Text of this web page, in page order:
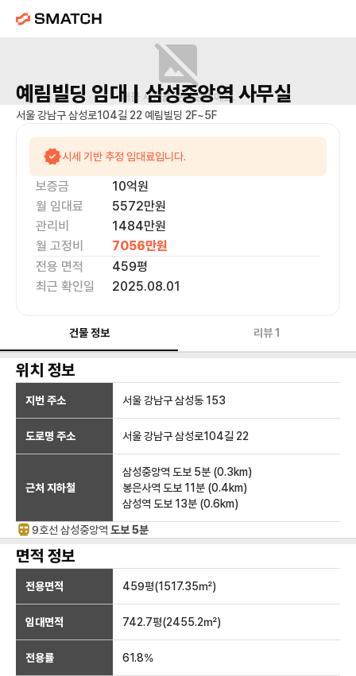
매물 사진을 준비 중이에요.
예림빌딩 임대 | 삼성중앙역사무실
서울 강남구 삼성로104길 22 예림빌딩 2F~5F
시세 기반 추정 임대료입니다.
보증금 10억원
월 임대료
5572만원
관리비
1484만원
월 고정비
7056만원
전용 면적
459평
최근 확인일
2025.08.01
건물 정보 리뷰1
위치 정보
지번 주소 서울 강남구 삼성동 153
도로명 주소 서울 강남구 삼성로104길 22
근처 지하철
삼성중앙역 도보 5분 (0.3km)
봉은사역 도보 11분 (0.4km)
삼성역 도보 13분 (0.6km)
9호선 삼성중앙역 도보 5분
면적 정보
전용면적 459평(1517.35㎡)
임대면적 742.7평(2455.2㎡)
전용률 61.8%